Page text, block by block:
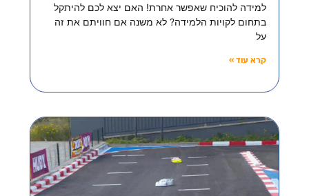
למידה להוכיח שאפשר אחרת! האם יצא לכם להיתקל
בתחום לקויות הלמידה? לא משנה אם חוויתם את זה
על
קרא עוד »